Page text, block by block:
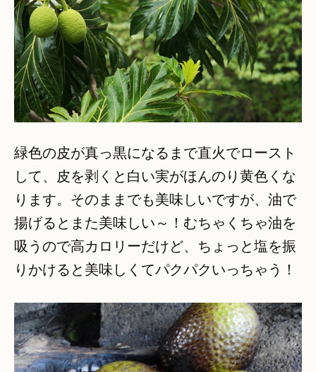
緑色の皮が真っ黒になるまで直火でロースト
して、皮を剥くと白い実がほんのり黄色くな
ります。そのままでも美味しいですが、油で
揚げるとまた美味しい～！むちゃくちゃ油を
吸うので高カロリーだけど、ちょっと塩を振
りかけると美味しくてパクパクいっちゃう！